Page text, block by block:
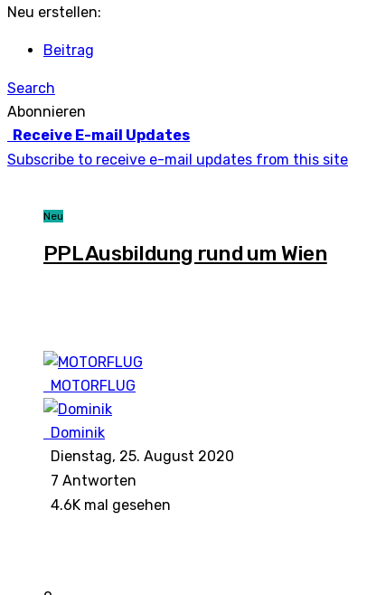
Neu erstellen:
Beitrag
Search
Abonnieren
Receive E-mail Updates
Subscribe to receive e-mail updates from this site
Neu
PPL Ausbildung rund um Wien
MOTORFLUG
Dominik
Dienstag, 25. August 2020
7 Antworten
4.6K mal gesehen